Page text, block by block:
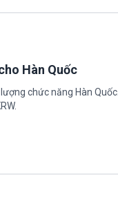
Hàn Quốc
chức năng Hàn Quốc.